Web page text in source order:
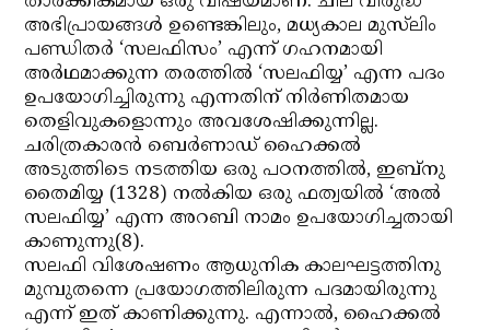
അഭിപ്രായങ്ങള്‍ ഉണ്ടെങ്കിലും, മധ്യകാല മുസ്‌ലിം
പണ്ഡിതര്‍ ‘സലഫിസം’ എന്ന് ഗഹനമായി
അര്‍ഥമാക്കുന്ന തരത്തില്‍ ‘സലഫിയ്യ’ എന്ന പദം
ഉപയോഗിച്ചിരുന്നു എന്നതിന് നിര്‍ണിതമായ
തെളിവുകളൊന്നും അവശേഷിക്കുന്നില്ല.
ചരിത്രകാരന്‍ ബെര്‍ണാഡ് ഹൈക്കല്‍
അടുത്തിടെ നടത്തിയ ഒരു പഠനത്തില്‍, ഇബ്നു
തൈമിയ്യ (1328) നല്‍കിയ ഒരു ഫത്വയില്‍ ‘അല്‍
സലഫിയ്യ’ എന്ന അറബി നാമം ഉപയോഗിച്ചതായി
കാണുന്നു(8).
സലഫി വിശേഷണം ആധുനിക കാലഘട്ടത്തിനു
മുമ്പുതന്നെ പ്രയോഗത്തിലിരുന്ന പദമായിരുന്നു
എന്ന് ഇത് കാണിക്കുന്നു. എന്നാല്‍, ഹൈക്കല്‍